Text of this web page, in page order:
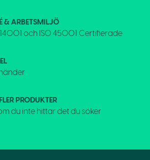
& ARBETSMILJÖ
14001 och ISO 45001 Certifierade
PRODUKTER
du inte hittar det du söker